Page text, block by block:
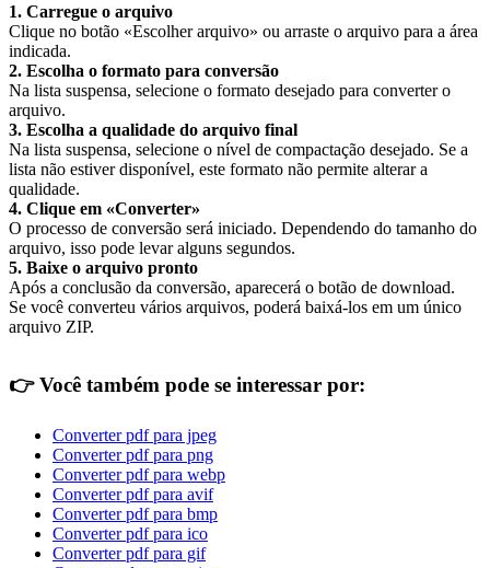
1. Carregue o arquivo
Clique no botão «Escolher arquivo» ou arraste o arquivo para a área
indicada.
2. Escolha o formato para conversão
Na lista suspensa, selecione o formato desejado para converter o
arquivo.
3. Escolha a qualidade do arquivo final
Na lista suspensa, selecione o nível de compactação desejado. Se a
lista não estiver disponível, este formato não permite alterar a
qualidade.
4. Clique em «Converter»
O processo de conversão será iniciado. Dependendo do tamanho do
arquivo, isso pode levar alguns segundos.
5. Baixe o arquivo pronto
Após a conclusão da conversão, aparecerá o botão de download.
Se você converteu vários arquivos, poderá baixá-los em um único
arquivo ZIP.
👉Você também pode se interessar por:
Converter pdf para jpeg
Converter pdf para png
Converter pdf para webp
Converter pdf para avif
Converter pdf para bmp
Converter pdf para ico
Converter pdf para gif